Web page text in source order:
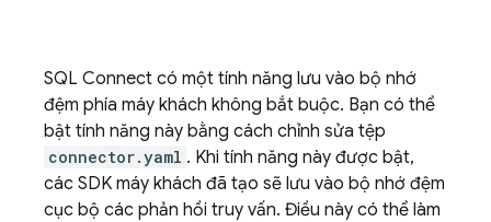
SQL Connect có một tính năng lưu vào bộ nhớ
đệm phía máy khách không bắt buộc. Bạn có thể
bật tính năng này bằng cách chỉnh sửa tệp
connector.yaml . Khi tính năng này được bật,
các SDK máy khách đã tạo sẽ lưu vào bộ nhớ đệm
cục bộ các phản hồi truy vấn. Điều này có thể làm